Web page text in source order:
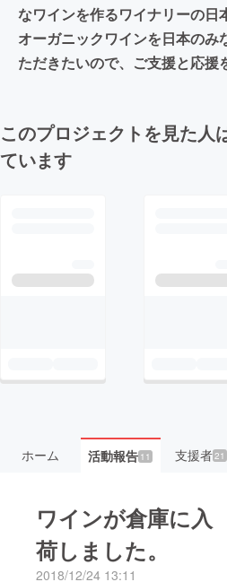
なワインを作るワイナリーの日
オーガニックワインを日本のみ
ただきたいので、ご支援と応援
このプロジェクトを見た人
ています
ホーム 活動報告11 支援者 21
ワインが倉庫に入
荷しました。
2018/12/24 13:11